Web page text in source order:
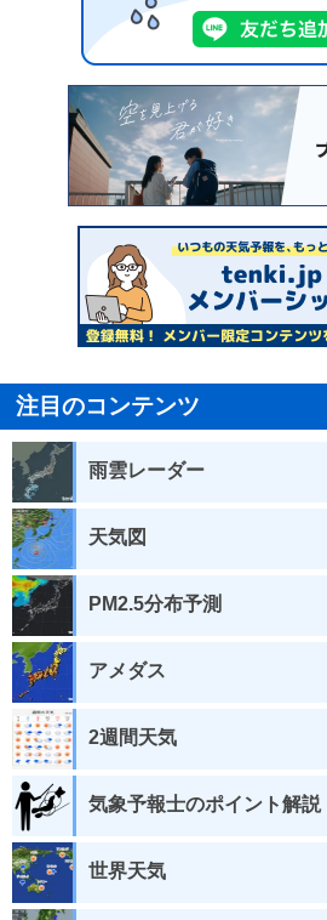
注目のコンテンツ
雨雲レーダー
天気図
PM2.5分布予測
アメダス
2週間天気
気象予報士のポイント解説
世界天気